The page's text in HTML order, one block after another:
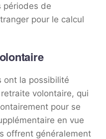
périodes de
pour le calcul
ont la possibilité
volontaire, qui
pour se
en vue
offrent généralement